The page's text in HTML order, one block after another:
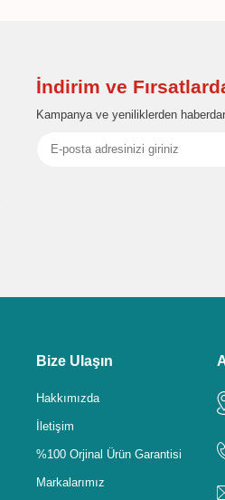
İndirim ve
Kampanya ve yeniliklerden
Bize Ulaşın
Hakkımızda
İletişim
%100 Orjinal Ürün Garantisi
Markalarımız